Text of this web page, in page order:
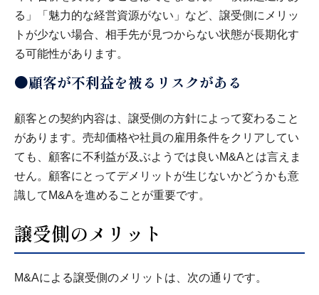
る」「魅力的な経営資源がない」など、譲受側にメリッ
トが少ない場合、相手先が見つからない状態が長期化す
る可能性があります。
●顧客が不利益を被るリスクがある
顧客との契約内容は、譲受側の方針によって変わること
があります。売却価格や社員の雇用条件をクリアしてい
ても、顧客に不利益が及ぶようでは良いM&Aとは言えま
せん。顧客にとってデメリットが生じないかどうかも意
識してM&Aを進めることが重要です。
譲受側のメリット
M&Aによる譲受側のメリットは、次の通りです。